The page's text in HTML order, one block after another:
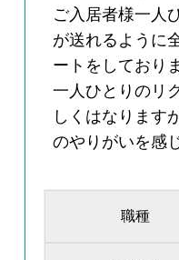
ご入居者様一人
が送れるように
ートをしており
一人ひとりのリ
しくはなります
のやりがいを感
職種